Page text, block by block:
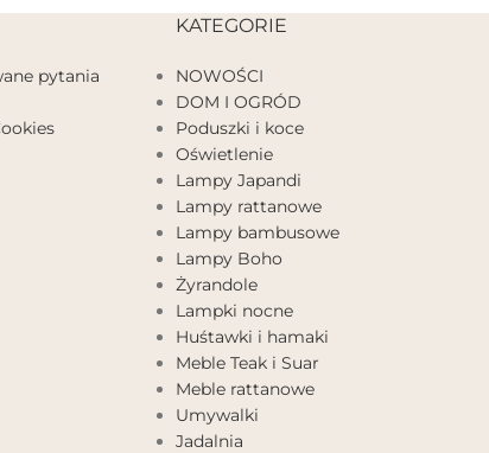
pytania
KATEGORIE
NOWOŚCI
DOM I OGRÓD
Poduszki i koce
Oświetlenie
Lampy Japandi
Lampy rattanowe
Lampy bambusowe
Lampy Boho
Żyrandole
Lampki nocne
Huśtawki i hamaki
Meble Teak i Suar
Meble rattanowe
Umywalki
Jadalnia